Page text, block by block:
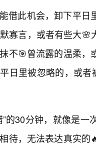
借此机会，卸下平
寡言，或者有些大
不🎯曾流露的温柔
日里被忽略的，或
”的30分钟，就像是
待，无法表达真实